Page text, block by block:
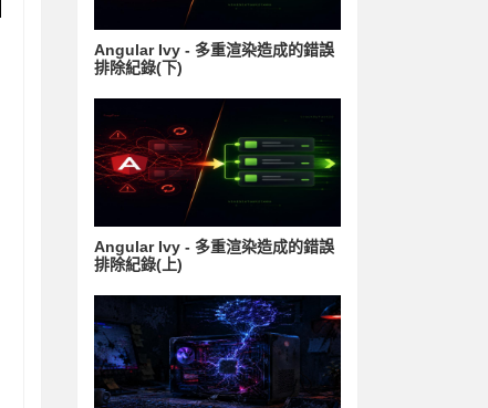
Angular Ivy - 多重渲染造成的錯誤
排除紀錄(下)
Angular Ivy - 多重渲染造成的錯誤
排除紀錄(上)